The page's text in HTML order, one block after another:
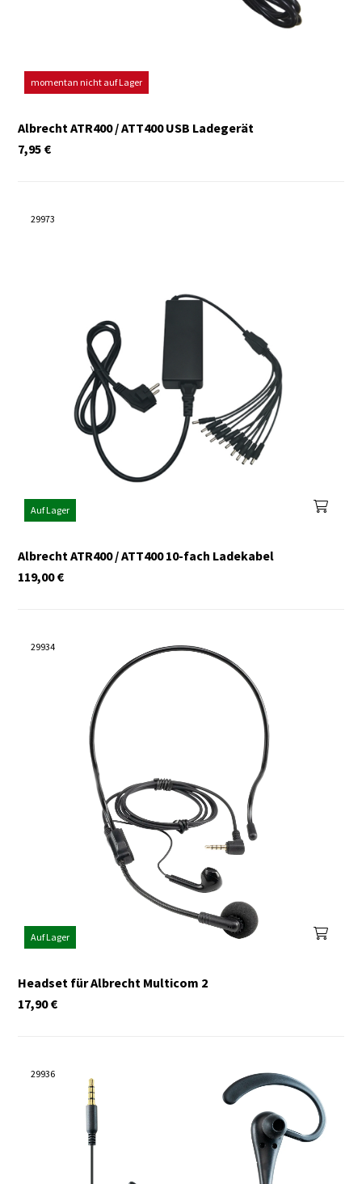
momentan nicht auf Lager
Albrecht ATR400 / ATT400 USB Ladegerät
€
7,95
29973
Auf Lager
Albrecht ATR400 / ATT400 10-fach Ladekabel
€
119,00
29934
Auf Lager
Headset für Albrecht Multicom 2
€
17,90
29936